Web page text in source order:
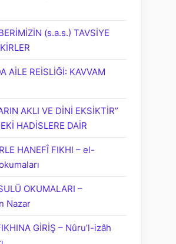
(s.a.s.) TAVSİYE
AİLE REİSLİĞİ: KAVVAM
AKLI VE DİNİ EKSİKTİR”
HADİSLERE DAİR
HANEFÎ FIKHI – el-
OKUMALARI –
Nazar
GİRİŞ – Nûru’l-izâh